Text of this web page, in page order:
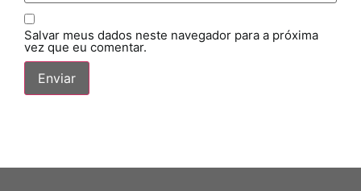
Salvar meus dados neste navegador para a próxima
vez que eu comentar.